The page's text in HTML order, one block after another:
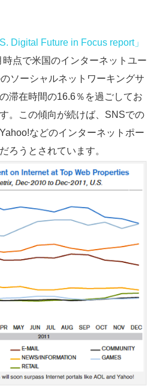
Digital Future in Focus report」
点で米国のインターネットユー
ソーシャルネットワーキングサ
滞在時間の16.6％を過ごしてお
。この傾向が続けば、SNSでの
などのインターネットポー
ろうとされています。